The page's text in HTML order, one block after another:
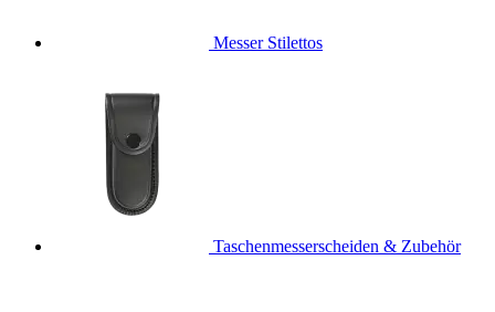
Messer Stilettos
Taschenmesserscheiden & Zubehör